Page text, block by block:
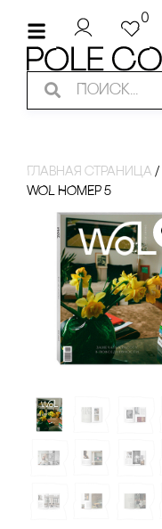
0
Главная страница /
WOL НОМЕР 5